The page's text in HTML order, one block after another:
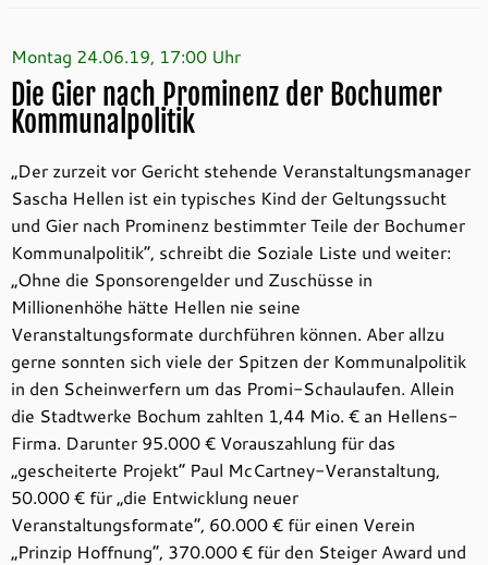
Montag 24.06.19, 17:00 Uhr
Die Gier nach Prominenz der Bochumer
Kommunalpolitik
„Der zurzeit vor Gericht stehende Veranstaltungsmanager
Sascha Hellen ist ein typisches Kind der Geltungssucht
und Gier nach Prominenz bestimmter Teile der Bochumer
Kommunalpolitik“, schreibt die Soziale Liste und weiter:
„Ohne die Sponsorengelder und Zuschüsse in
Millionenhöhe hätte Hellen nie seine
Veranstaltungsformate durchführen können. Aber allzu
gerne sonnten sich viele der Spitzen der Kommunalpolitik
in den Scheinwerfern um das Promi-Schaulaufen. Allein
die Stadtwerke Bochum zahlten 1,44 Mio. € an Hellens-
Firma. Darunter 95.000 € Vorauszahlung für das
„gescheiterte Projekt“ Paul McCartney-Veranstaltung,
50.000 € für „die Entwicklung neuer
Veranstaltungsformate“, 60.000 € für einen Verein
„Prinzip Hoffnung“, 370.000 € für den Steiger Award und